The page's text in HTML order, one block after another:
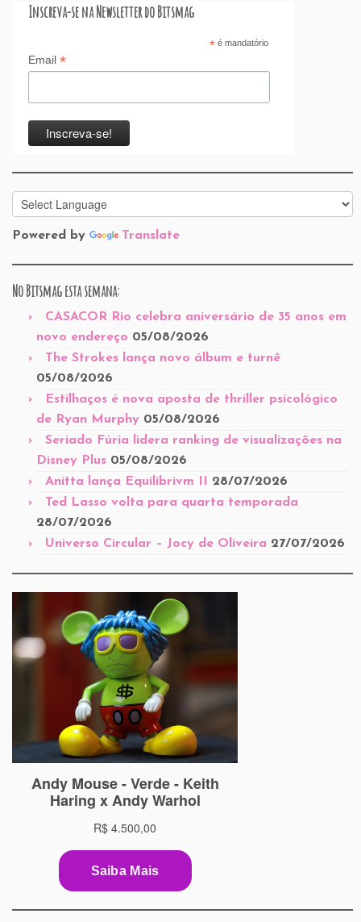
Inscreva-se na Newsletter do Bitsmag
*é mandatório
Email *
Powered by Translate
No Bitsmag esta semana:
CASACOR Rio celebra aniversário de 35 anos em
novo endereço 05/08/2026
The Strokes lança novo álbum e turnê
05/08/2026
Estilhaços é nova aposta de thriller psicológico
de Ryan Murphy 05/08/2026
Seriado Fúria lidera ranking de visualizações na
Disney Plus 05/08/2026
Anitta lança Equilibrivm II
28/07/2026
Ted Lasso volta para quarta temporada
28/07/2026
Universo Circular – Jocy de Oliveira 27/07/2026